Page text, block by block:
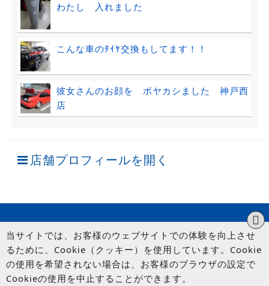
わたし 入れました
こんな車のﾀｲﾔ交換もしてます！！
彼女さんのお顔を ボヤカシました 神戸西
店
店舗プロフィールを開く
当サイトでは、お客様のウェブサイトでの体験を向上させ
るために、Cookie（クッキー）を使用しています。Cookie
の使用を希望されない場合は、お客様のブラウザの設定で
Cookieの使用を中止することができます。